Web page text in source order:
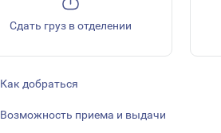
Сдать груз в отделении
Как добраться
Возможность приема и выдачи